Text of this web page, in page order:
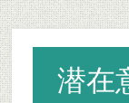
Skip
to
secondary
menu
Skip
to
main
content
Skip
to
primary
sidebar
潜在